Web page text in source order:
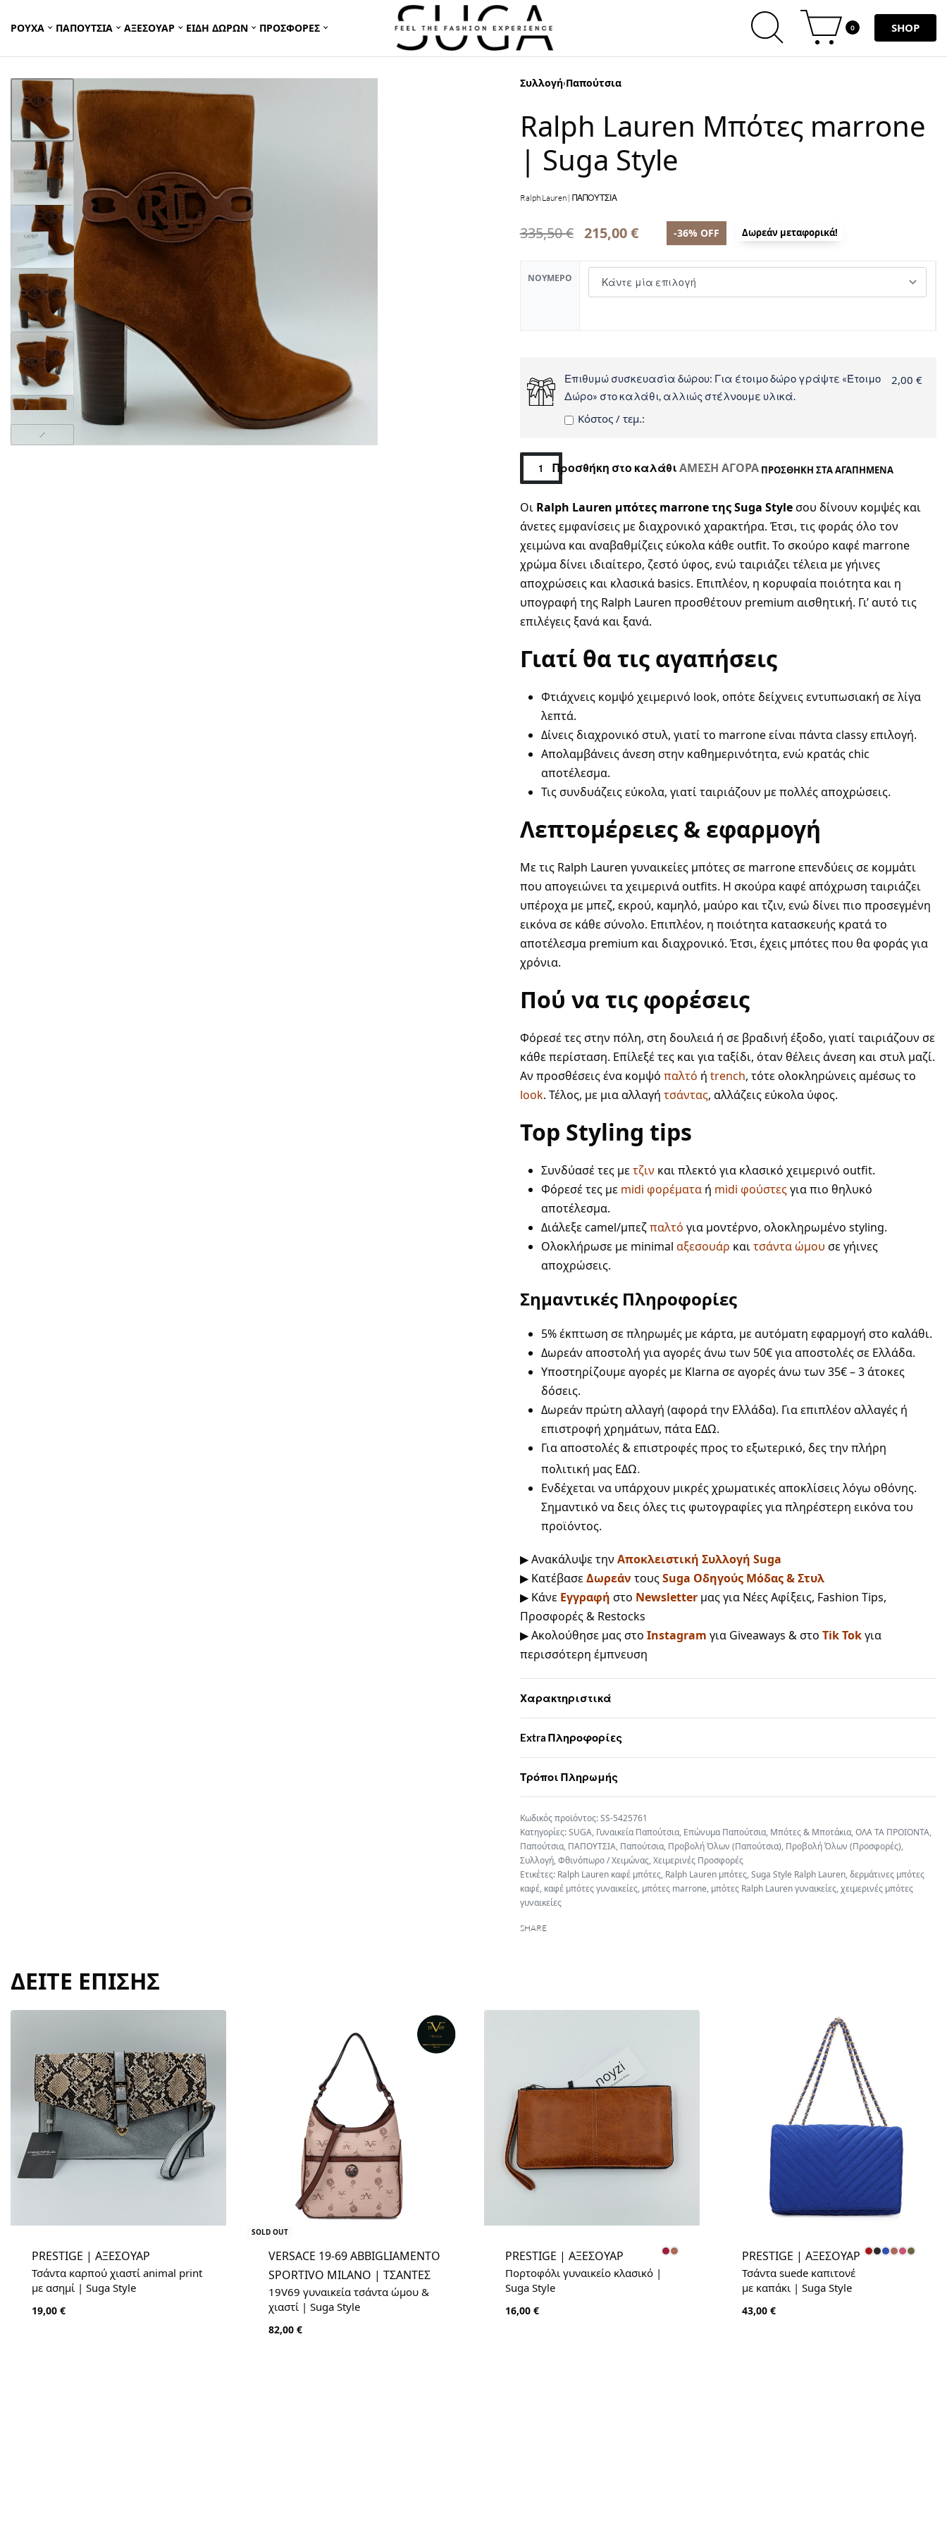
ΡΟΥΧΑ ΠΑΠΟΥΤΣΙΑ ΑΞΕΣΟΥΑΡ ΕΙΔΗ ΔΩΡΩΝ ΠΡΟΣΦΟΡΕΣ 0 SHOP
Συλλογή›Παπούτσια
Ralph Lauren Μπότες marrone
| Suga Style
Ralph Lauren | ΠΑΠΟΥΤΣΙΑ
335,50€ 215,00€ -36% OFF Δωρεάν μεταφορικά!
ΝΟΎΜΕΡΟ
Επιθυμώ συσκευασία δώρου: Για έτοιμο δώρο γράψτε «Έτοιμο
Δώρο» στο καλάθι, αλλιώς στέλνουμε υλικά.
Kόστος / τεμ.:
2,00 €
Προσθήκη στο καλάθι ΑΜΕΣΗ ΑΓΟΡΑ ΠΡΟΣΘΗΚΗ ΣΤΑ ΑΓΑΠΗΜΕΝΑ
Οι Ralph Lauren μπότες marrone της Suga Styleσου δίνουν κομψές και
άνετες εμφανίσεις με διαχρονικό χαρακτήρα. Έτσι, τις φοράς όλο τον
χειμώνα και αναβαθμίζεις εύκολα κάθε outfit. Το σκούρο καφέ marrone
χρώμα δίνει ιδιαίτερο, ζεστό ύφος, ενώ ταιριάζει τέλεια με γήινες
αποχρώσεις και κλασικά basics. Επιπλέον, η κορυφαία ποιότητα και η
υπογραφή της Ralph Lauren προσθέτουν premium αισθητική. Γι’ αυτό τις
επιλέγεις ξανά και ξανά.
Γιατί θα τις αγαπήσεις
Φτιάχνεις κομψό χειμερινό look, οπότε δείχνεις εντυπωσιακή σε λίγα
λεπτά.
Δίνεις διαχρονικό στυλ, γιατί το marrone είναι πάντα classy επιλογή.
Απολαμβάνεις άνεση στην καθημερινότητα, ενώ κρατάς chic
αποτέλεσμα.
Τις συνδυάζεις εύκολα, γιατί ταιριάζουν με πολλές αποχρώσεις.
Λεπτομέρειες & εφαρμογή
Με τις Ralph Lauren γυναικείες μπότες σε marrone επενδύεις σε κομμάτι
που απογειώνει τα χειμερινά outfits. Η σκούρα καφέ απόχρωση ταιριάζει
υπέροχα με μπεζ, εκρού, καμηλό, μαύρο και τζιν, ενώ δίνει πιο προσεγμένη
εικόνα σε κάθε σύνολο. Επιπλέον, η ποιότητα κατασκευής κρατά το
αποτέλεσμα premium και διαχρονικό. Έτσι, έχεις μπότες που θα φοράς για
χρόνια.
Πού να τις φορέσεις
Φόρεσέ τες στην πόλη, στη δουλειά ή σε βραδινή έξοδο, γιατί ταιριάζουν σε
κάθε περίσταση. Επίλεξέ τες και για ταξίδι, όταν θέλεις άνεση και στυλ μαζί.
Αν προσθέσεις ένα κομψό παλτό ή trench, τότε ολοκληρώνεις αμέσως το
look. Τέλος, με μια αλλαγή τσάντας, αλλάζεις εύκολα ύφος.
Top Styling tips
Συνδύασέ τες μετζιν και πλεκτό για κλασικό χειμερινό outfit.
Φόρεσέ τες με midi φορέματαή midi φούστεςγια πιο θηλυκό
αποτέλεσμα.
Διάλεξε camel/μπεζπαλτό για μοντέρνο, ολοκληρωμένο styling.
Ολοκλήρωσε με minimal αξεσουάρ καιτσάντα ώμου σε γήινες
αποχρώσεις.
Σημαντικές Πληροφορίες
5% έκπτωση σε πληρωμές με κάρτα, με αυτόματη εφαρμογή στο καλάθι.
Δωρεάν αποστολή για αγορές άνω των 50€ για αποστολές σε Ελλάδα.
Υποστηρίζουμε αγορές με Klarna σε αγορές άνω των 35€ – 3 άτοκες
δόσεις.
Δωρεάν πρώτη αλλαγή (αφορά την Ελλάδα). Για επιπλέον αλλαγές ή
επιστροφή χρημάτων, πάτα ΕΔΩ.
Για αποστολές & επιστροφές προς το εξωτερικό, δες την πλήρη
πολιτική μας ΕΔΩ.
Ενδέχεται να υπάρχουν μικρές χρωματικές αποκλίσεις λόγω οθόνης.
Σημαντικό να δεις όλες τις φωτογραφίες για πληρέστερη εικόνα του
προϊόντος.
▶ Ανακάλυψε την Αποκλειστική Συλλογή Suga
▶ ΚατέβασεΔωρεάν τουςSuga Οδηγούς Μόδας & Στυλ
▶ Κάνε Εγγραφή στο Newsletter μας για Νέες Αφίξεις, Fashion Tips,
Προσφορές & Restocks
▶ Ακολούθησε μας στο Instagram για Giveaways & στο Tik Tokγια
περισσότερη έμπνευση
Χαρακτηριστικά
Extra Πληροφορίες
Τρόποι Πληρωμής
SS-5425761
Κατηγορίες:SUGA, Γυναικεία Παπούτσια, Επώνυμα Παπούτσια, Μπότες & Μποτάκια,ΟΛΑ ΤΑ ΠΡΟΙΟΝΤΑ,
Παπούτσια, ΠΑΠΟΥΤΣΙΑ, Παπούτσια, Προβολή Όλων (Παπούτσια), Προβολή Όλων (Προσφορές),
Συλλογή,Φθινόπωρο / Χειμώνας,Χειμερινές Προσφορές
Ετικέτες: Ralph Lauren καφέ μπότες, Ralph Lauren μπότες,Suga Style Ralph Lauren,δερμάτινες μπότες
καφέ, καφέ μπότες γυναικείες, μπότες marrone, μπότες Ralph Lauren γυναικείες,χειμερινές μπότες
γυναικείες
SHARE
ΔΕΙΤΕ ΕΠΙΣΗΣ
PRESTIGE | ΑΞΕΣΟΥΑΡ
Τσάντα καρπού χιαστί animal print
με ασημί | Suga Style
19,00 €
SOLD OUT
VERSACE 19-69 ABBIGLIAMENTO
SPORTIVO MILANO | ΤΣΑΝΤΕΣ
19V69 γυναικεία τσάντα ώμου &
χιαστί | Suga Style
82,00 €
PRESTIGE | ΑΞΕΣΟΥΑΡ
Πορτοφόλι γυναικείο κλασικό |
Suga Style
16,00 €
PRESTIGE | ΑΞΕΣΟΥΑΡ
Τσάντα suede καπιτονέ
με καπάκι | Suga Style
43,00 €